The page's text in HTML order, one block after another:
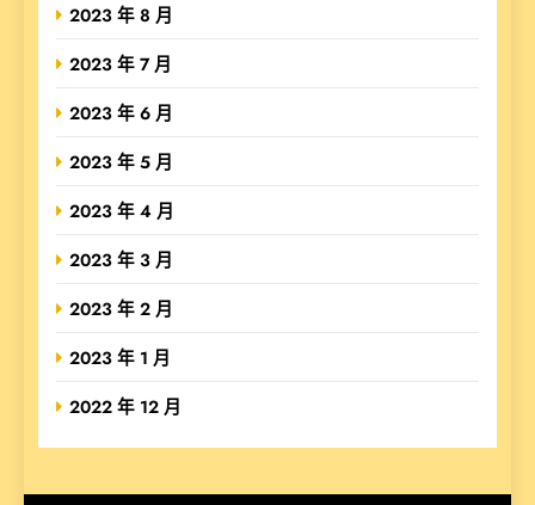
2023 年 8 月
2023 年 7 月
2023 年 6 月
2023 年 5 月
2023 年 4 月
2023 年 3 月
2023 年 2 月
2023 年 1 月
2022 年 12 月